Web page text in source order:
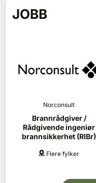
JOBB
Norconsult
Brannrådgiver /
Rådgivende ingeniør
brannsikkerhet (RIBr)
Flere fylker